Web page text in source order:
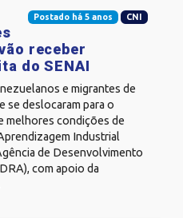
Postado há 5 anos CNI
receber
do SENAI
e migrantes de
se deslocaram para o
melhores condições de
Industrial
de Desenvolvimento
com apoio da